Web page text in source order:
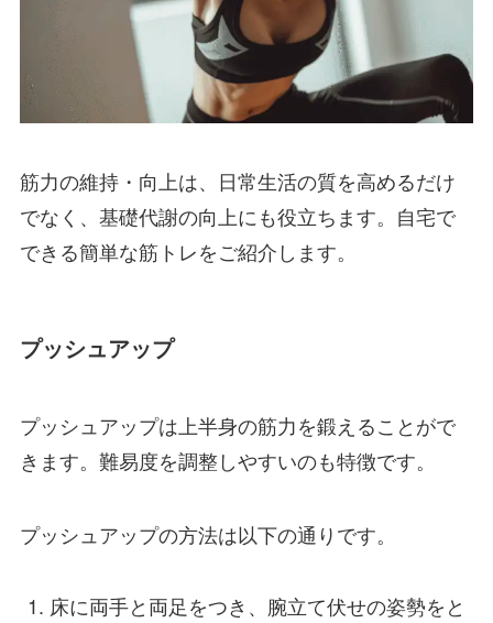
筋力の維持・向上は、日常生活の質を高めるだけ
でなく、基礎代謝の向上にも役立ちます。自宅で
できる簡単な筋トレをご紹介します。
プッシュアップ
プッシュアップは上半身の筋力を鍛えることがで
きます。難易度を調整しやすいのも特徴です。
プッシュアップの方法は以下の通りです。
床に両手と両足をつき、腕立て伏せの姿勢をと